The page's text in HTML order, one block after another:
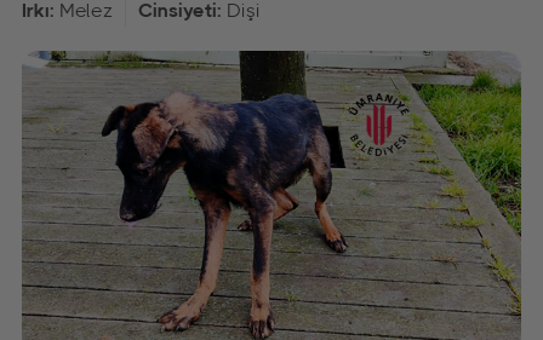
Irkı: Melez Cinsiyeti: Dişi